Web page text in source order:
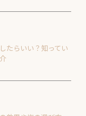
たらいい？知ってい